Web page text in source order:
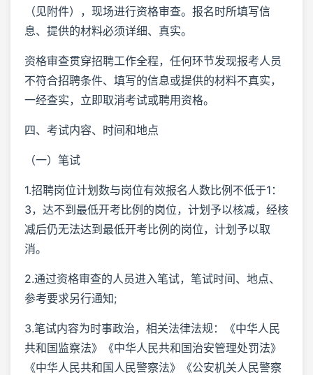
（见附件），现场进行资格审查。报名时所填写信
息、提供的材料必须详细、真实。
资格审查贯穿招聘工作全程，任何环节发现报考人员
不符合招聘条件、填写的信息或提供的材料不真实，
一经查实，立即取消考试或聘用资格。
四、考试内容、时间和地点
（一）笔试
1.招聘岗位计划数与岗位有效报名人数比例不低于1：
3，达不到最低开考比例的岗位，计划予以核减，经核
减后仍无法达到最低开考比例的岗位，计划予以取
消。
2.通过资格审查的人员进入笔试，笔试时间、地点、
参考要求另行通知;
3.笔试内容为时事政治，相关法律法规：《中华人民
共和国监察法》《中华人民共和国治安管理处罚法》
《中华人民共和国人民警察法》《公安机关人民警察